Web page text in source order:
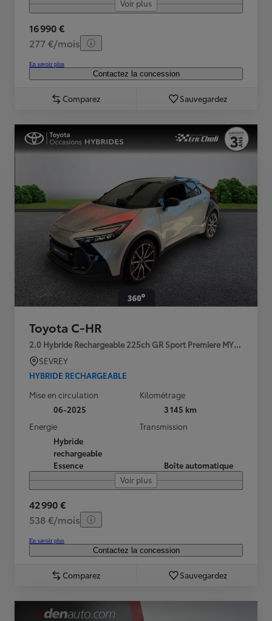
Voir plus
16 990 €
277 €/mois
En savoir plus
Contactez la concession
Comparez Sauvegardez
Toyota C-HR
2.0 Hybride Rechargeable 225ch GR Sport Premiere MY25
SEVREY
HYBRIDE RECHARGEABLE
Mise en circulation
06-2025
Kilométrage
3 145 km
Energie
Hybride
rechargeable
Essence
Transmission
Boîte automatique
Voir plus
42 990 €
538 €/mois
En savoir plus
Contactez la concession
Comparez Sauvegardez